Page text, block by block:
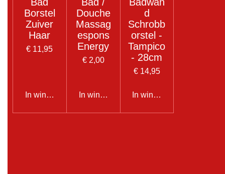
Borstel
Zuiver
Haar
€ 11,95
In winkelwagen
Douche
Massag
espons
Energy
€ 2,00
In winkelwagen
d
Schrobb
orstel -
Tampico
- 28cm
€ 14,95
In winkelwagen